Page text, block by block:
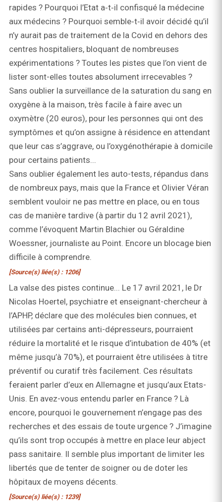
rapides ? Pourquoi l’Etat a‑t‑il confisqué la médecine
aux médecins ? Pourquoi semble‑t‑il avoir décidé qu’il
n’y aurait pas de traitement de la Covid en dehors des
centres hospitaliers, bloquant de nombreuses
expérimentations ? Toutes les pistes que l’on vient de
lister sont-elles toutes absolument irrecevables ?
Sans oublier la surveillance de la saturation du sang en
oxygène à la maison, très facile à faire avec un
oxymètre (20 euros), pour les personnes qui ont des
symptômes et qu’on assigne à résidence en attendant
que leur cas s’aggrave, ou l’oxygénothérapie à domicile
pour certains patients...
Sans oublier également les auto-tests, répandus dans
de nombreux pays, mais que la France et Olivier Véran
semblent vouloir ne pas mettre en place, ou en tous
cas de manière tardive (à partir du 12 avril 2021),
comme l’évoquent Martin Blachier ou Géraldine
Woessner, journaliste au Point. Encore un blocage bien
difficile à comprendre.
[Source(s) liée(s) : 1206]
La valse des pistes continue... Le 17 avril 2021, le Dr
Nicolas Hoertel, psychiatre et enseignant-chercheur à
l’APHP, déclare que des molécules bien connues, et
utilisées par certains anti-dépresseurs, pourraient
réduire la mortalité et le risque d’intubation de 40% (et
même jusqu’à 70%), et pourraient être utilisées à titre
préventif ou curatif très facilement. Ces résultats
feraient parler d’eux en Allemagne et jusqu’aux Etats-
Unis. En avez-vous entendu parler en France ? Là
encore, pourquoi le gouvernement n’engage pas des
recherches et des essais de toute urgence ? J’imagine
qu’ils sont trop occupés à mettre en place leur abject
pass sanitaire. Il semble plus important de limiter les
libertés que de tenter de soigner ou de doter les
hôpitaux de moyens décents.
[Source(s) liée(s) : 1239]